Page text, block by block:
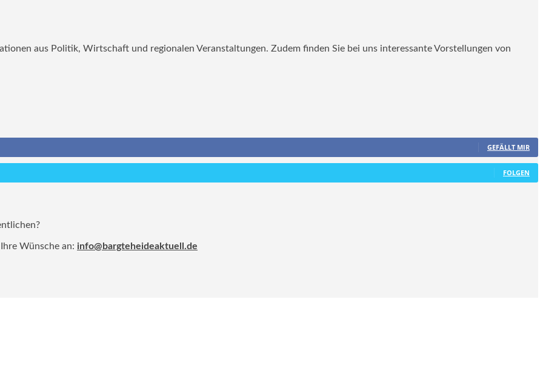
aus Politik, Wirtschaft und regionalen Veranstaltungen. Zudem finden Sie bei uns interessante Vorstellungen von
GEFÄLLT MIR
FOLGEN
Wünsche an: info@bargteheideaktuell.de